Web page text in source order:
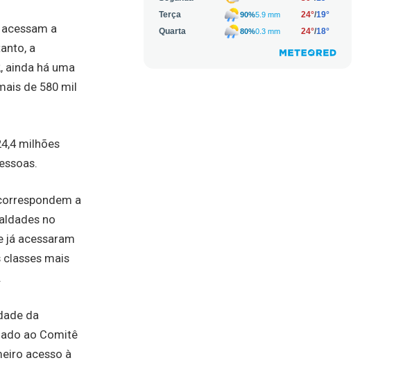
a
a
ainda há uma
de 580 mil
milhões
a
no
já acessaram
mais
da
ao Comitê
acesso à